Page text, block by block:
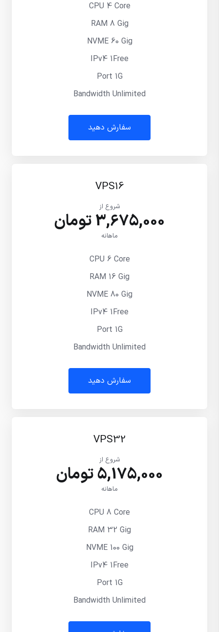
CPU 4 Core
RAM 8 Gig
NVME 60 Gig
IPv4 1Free
Port 1G
Bandwidth Unlimited
سفارش دهید
VPS16
شروع از
3,675,000 تومان
ماهانه
CPU 6 Core
RAM 16 Gig
NVME 80 Gig
IPv4 1Free
Port 1G
Bandwidth Unlimited
سفارش دهید
VPS32
شروع از
5,175,000 تومان
ماهانه
CPU 8 Core
RAM 32 Gig
NVME 100 Gig
IPv4 1Free
Port 1G
Bandwidth Unlimited